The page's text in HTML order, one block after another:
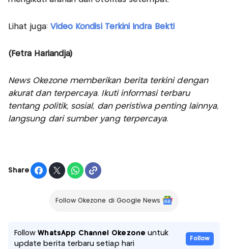
Lihat juga: Video Kondisi Terkini Indra Bekti
(Fetra Hariandja)
News Okezone memberikan berita terkini dengan
akurat dan terpercaya. Ikuti informasi terbaru
tentang politik, sosial, dan peristiwa penting lainnya,
langsung dari sumber yang terpercaya.
Share
Follow Okezone di Google News
FollowWhatsApp Channel Okezone untuk
update berita terbaru setiap hari
Follow